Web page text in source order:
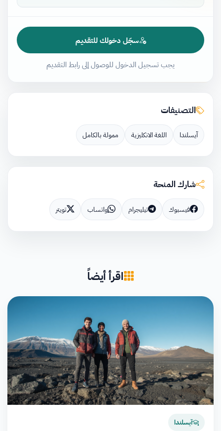
سجّل دخولك للتقديم
يجب تسجيل الدخول للوصول إلى رابط التقديم
التصنيفات
آيسلندا اللغة الانكليزية ممولة بالكامل
شارك المنحة
فيسبوك تيليجرام واتساب تويتر
اقرأ أيضاً
آيسلندا